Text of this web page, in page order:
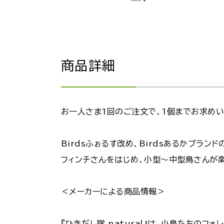
商品詳細
お一人さま1回のご注文で、1個までお求めい
Birdsふぉるす改め、Birdsあるかブランド
フィンチさんをはじめ、小型～中型鳥さんが
＜メーカーによる商品情報＞